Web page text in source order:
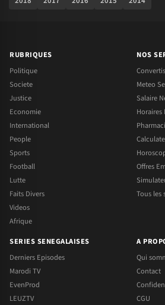
RUBRIQUES
Politique
Societe
Justice
Economie
International
People
Sports
Football
Lutte
Faits Divers
Videos
Afrique
NOS
Meteo
Salaire
Horaires
Offres
Tous les
SERIES SENEGALAISES
Derniers Episodes
Marodi TV
EvenProd
LEUZTV
A
Qui
Contact
CGU